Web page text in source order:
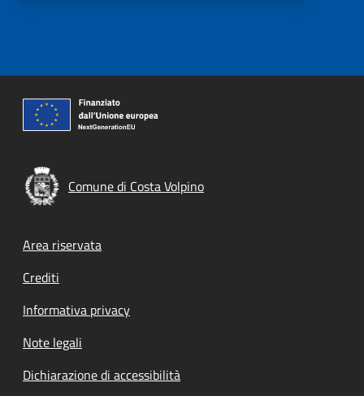
Comune di Costa Volpino
Footer menu
Area riservata
Crediti
Informativa privacy
Note legali
Dichiarazione di accessibilità